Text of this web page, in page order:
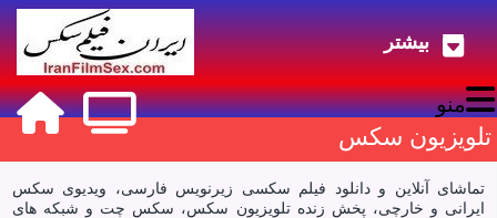
منو
دانلود فیلم سکسی و تماشای آنلاین ویدیو و
تلویزیون سکس
تماشای آنلاین و دانلود فیلم سکسی زیرنویس فارسی، ویدیوی سکس
ایرانی و خارچی، پخش زنده تلویزیون سکس، سکس چت و شبکه های
بیشتر